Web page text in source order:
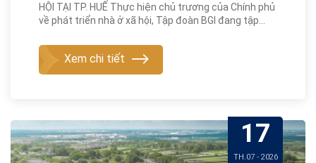
HỘI TẠI TP. HUẾ Thực hiện chủ trương của Chính phủ
về phát triển nhà ở xã hội, Tập đoàn BGI đang tập
Nhà ở xã hội thuộc Khu đô thị mới An Vân Dương, TP.
Huế, góp phần bổ sung quỹ nhà ở chất lượng, đáp
ứng nhu cầu an cư của người dân có thu nhập thấp
Xem chi tiết
17
TH.07 - 2026